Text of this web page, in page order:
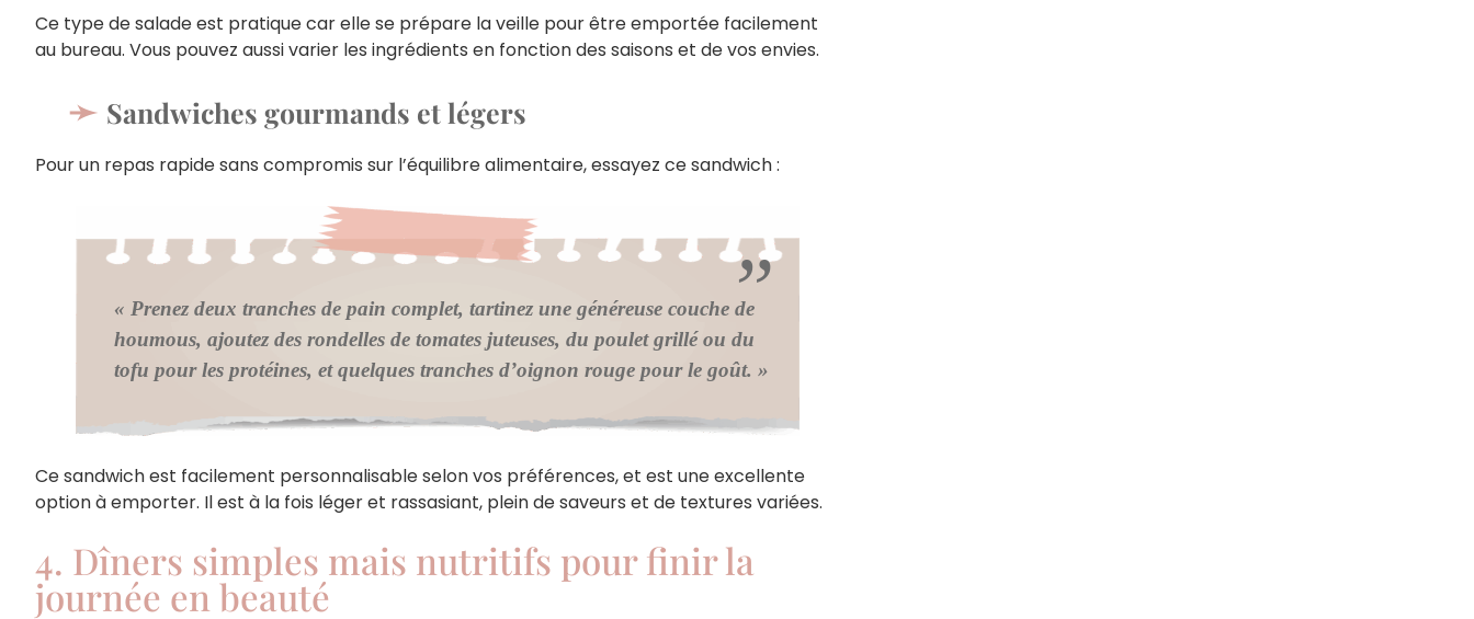
Ce type de salade est pratique car elle se prépare la veille pour être emportée facilement
au bureau. Vous pouvez aussi varier les ingrédients en fonction des saisons et de vos envies.
Sandwiches gourmands et légers
Pour un repas rapide sans compromis sur l’équilibre alimentaire, essayez ce sandwich :
« Prenez deux tranches de pain complet, tartinez une généreuse couche de
houmous, ajoutez des rondelles de tomates juteuses, du poulet grillé ou du
tofu pour les protéines, et quelques tranches d’oignon rouge pour le goût. »
Ce sandwich est facilement personnalisable selon vos préférences, et est une excellente
option à emporter. Il est à la fois léger et rassasiant, plein de saveurs et de textures variées.
4. Dîners simples mais nutritifs pour finir la
journée en beauté